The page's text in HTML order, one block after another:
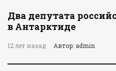
Два депутата
в Антарктиде
12 лет назад Автор: admin